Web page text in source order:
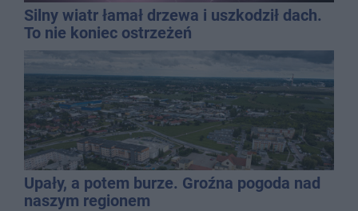
Silny wiatr łamał drzewa i uszkodził dach.
To nie koniec ostrzeżeń
Upały, a potem burze. Groźna pogoda nad
naszym regionem